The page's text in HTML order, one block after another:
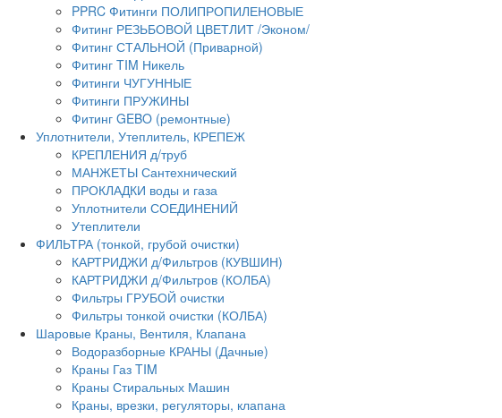
PPRC Фитинги ПОЛИПРОПИЛЕНОВЫЕ
Фитинг РЕЗЬБОВОЙ ЦВЕТЛИТ /Эконом/
Фитинг СТАЛЬНОЙ (Приварной)
Фитинг TIM Никель
Фитинги ЧУГУННЫЕ
Фитинги ПРУЖИНЫ
Фитинг GEBO (ремонтные)
Уплотнители, Утеплитель, КРЕПЕЖ
КРЕПЛЕНИЯ д/труб
МАНЖЕТЫ Сантехнический
ПРОКЛАДКИ воды и газа
Уплотнители СОЕДИНЕНИЙ
Утеплители
ФИЛЬТРА (тонкой, грубой очистки)
КАРТРИДЖИ д/Фильтров (КУВШИН)
КАРТРИДЖИ д/Фильтров (КОЛБА)
Фильтры ГРУБОЙ очистки
Фильтры тонкой очистки (КОЛБА)
Шаровые Краны, Вентиля, Клапана
Водоразборные КРАНЫ (Дачные)
Краны Газ TIM
Краны Стиральных Машин
Краны, врезки, регуляторы, клапана